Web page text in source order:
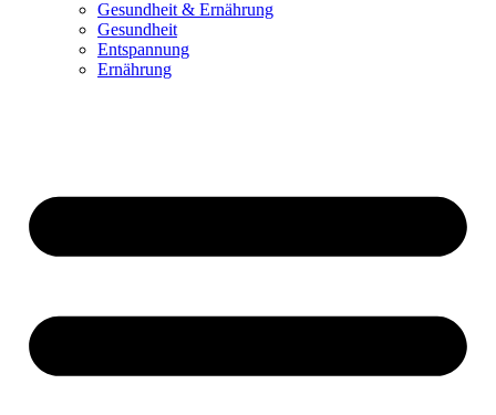
Gesundheit & Ernährung
Gesundheit
Entspannung
Ernährung